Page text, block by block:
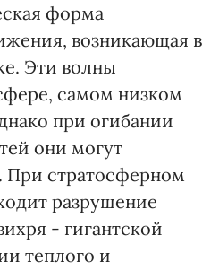
форма
возникающая в
Эти волны
самом низком
при огибании
они могут
При стратосферном
разрушение
- гигантской
теплого и